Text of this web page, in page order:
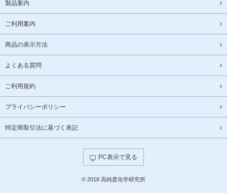
製品案内
ご利用案内
商品の表示方法
よくある質問
ご利用規約
プライバシーポリシー
特定商取引法に基づく表記
PC表示で見る
© 2018 高純度化学研究所